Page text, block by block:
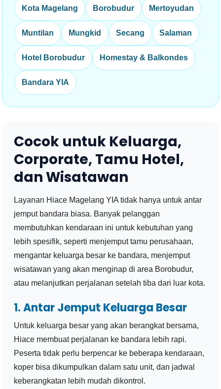
Kota Magelang Borobudur Mertoyudan
Muntilan Mungkid Secang Salaman
Hotel Borobudur Homestay & Balkondes
Bandara YIA
Cocok untuk Keluarga,
Corporate, Tamu Hotel,
dan Wisatawan
Layanan Hiace Magelang YIA tidak hanya untuk antar
jemput bandara biasa. Banyak pelanggan
membutuhkan kendaraan ini untuk kebutuhan yang
lebih spesifik, seperti menjemput tamu perusahaan,
mengantar keluarga besar ke bandara, menjemput
wisatawan yang akan menginap di area Borobudur,
atau melanjutkan perjalanan setelah tiba dari luar kota.
1. Antar Jemput Keluarga Besar
Untuk keluarga besar yang akan berangkat bersama,
Hiace membuat perjalanan ke bandara lebih rapi.
Peserta tidak perlu berpencar ke beberapa kendaraan,
koper bisa dikumpulkan dalam satu unit, dan jadwal
keberangkatan lebih mudah dikontrol.